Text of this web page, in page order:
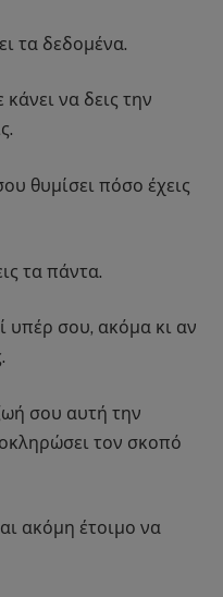
τα δεδομένα.
να δεις την
θυμίσει πόσο έχεις
τα πάντα.
υπέρ σου, ακόμα κι αν
σου αυτή την
τον σκοπό
ακόμη έτοιμο να